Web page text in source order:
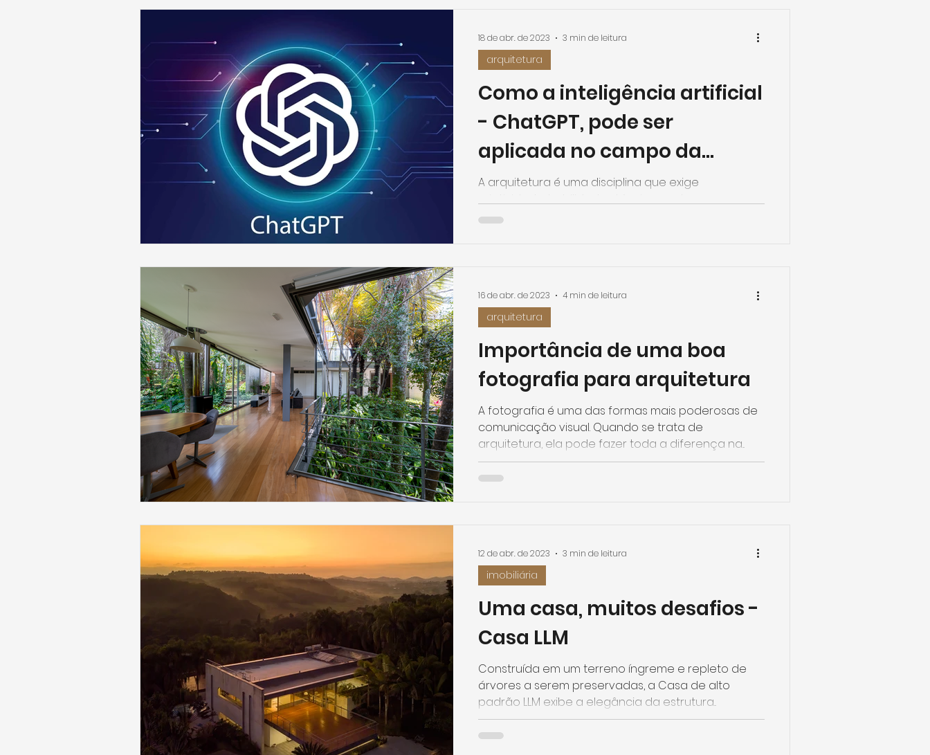
Como a inteligência artificial
- ChatGPT, pode ser
aplicada no campo da
arquitetura?
A arquitetura é uma disciplina que exige
comunicação para realizar projetos que atendam
arquitetura
18 de abr. de 2023 3 min de leitura
Importância de uma boa
fotografia para arquitetura
A fotografia é uma das formas mais poderosas de
comunicação visual. Quando se trata de
arquitetura, ela pode fazer toda a diferença na...
arquitetura
16 de abr. de 2023 4 min de leitura
Uma casa, muitos desafios -
Casa LLM
Construída em um terreno íngreme e repleto de
árvores a serem preservadas, a Casa de alto
padrão LLM exibe a elegância da estrutura...
imobiliária
12 de abr. de 2023 3 min de leitura